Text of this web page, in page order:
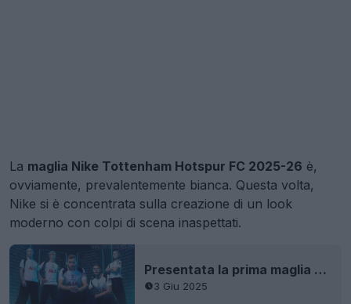
La maglia Nike Tottenham Hotspur FC 2025-26 è,
ovviamente, prevalentemente bianca. Questa volta,
Nike si è concentrata sulla creazione di un look
moderno con colpi di scena inaspettati.
Presentata la prima maglia del Tottenham 25-26
3 Giu 2025